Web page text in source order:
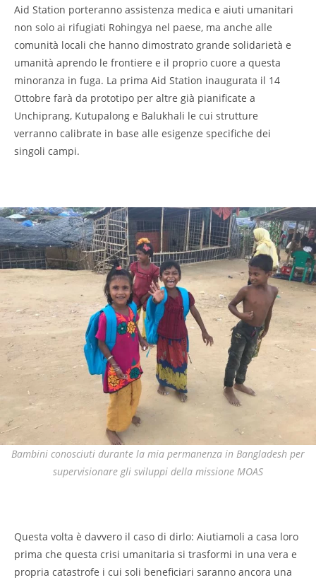
Aid Station porteranno assistenza medica e aiuti umanitari
non solo ai rifugiati Rohingya nel paese, ma anche alle
comunità locali che hanno dimostrato grande solidarietà e
umanità aprendo le frontiere e il proprio cuore a questa
minoranza in fuga. La prima Aid Station inaugurata il 14
Ottobre farà da prototipo per altre già pianificate a
Unchiprang, Kutupalong e Balukhali le cui strutture
verranno calibrate in base alle esigenze specifiche dei
singoli campi.
Bambini conosciuti durante la mia permanenza in Bangladesh per
supervisionare gli sviluppi della missione MOAS
Questa volta è davvero il caso di dirlo: Aiutiamoli a casa loro
prima che questa crisi umanitaria si trasformi in una vera e
propria catastrofe i cui soli beneficiari saranno ancora una